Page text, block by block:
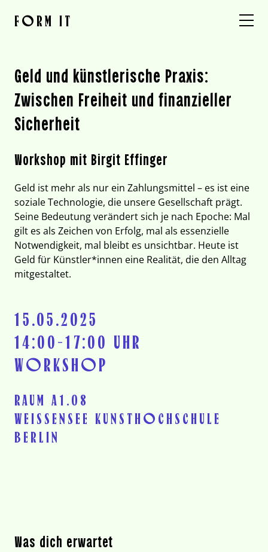
zumFORM IT
Geld und künstlerische Praxis:
Zwischen Freiheit und finanzieller
Sicherheit
Workshop mit Birgit Effinger
Geld ist mehr als nur ein Zahlungsmittel – es ist eine
soziale Technologie, die unsere Gesellschaft prägt.
Seine Bedeutung verändert sich je nach Epoche: Mal
gilt es als Zeichen von Erfolg, mal als essenzielle
Notwendigkeit, mal bleibt es unsichtbar. Heute ist
Geld für Künstler*innen eine Realität, die den Alltag
mitgestaltet.
15.05.2025
14:00-17:00 UHR
WORKSHOP
RAUM A1.08
WEISSENSEE KUNSTHOCHSCHULE B
ERLIN
Was dich erwartet